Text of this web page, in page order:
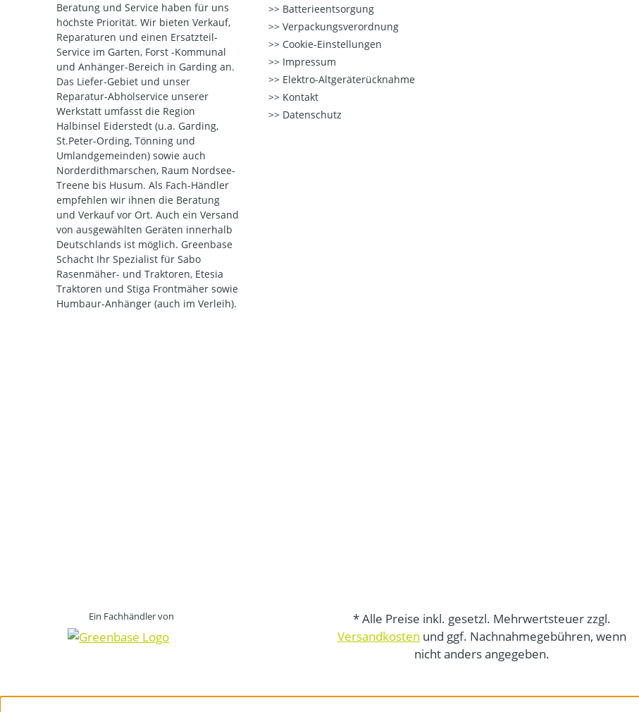
Beratung und Service haben für uns
höchste Priorität. Wir bieten Verkauf,
Reparaturen und einen Ersatzteil-
Service im Garten, Forst -Kommunal
und Anhänger-Bereich in Garding an.
Das Liefer-Gebiet und unser
Reparatur-Abholservice unserer
Werkstatt umfasst die Region
Halbinsel Eiderstedt (u.a. Garding,
St.Peter-Ording, Tönning und
Umlandgemeinden) sowie auch
Norderdithmarschen, Raum Nordsee-
Treene bis Husum. Als Fach-Händler
empfehlen wir ihnen die Beratung
und Verkauf vor Ort. Auch ein Versand
von ausgewählten Geräten innerhalb
Deutschlands ist möglich. Greenbase
Schacht Ihr Spezialist für Sabo
Rasenmäher- und Traktoren, Etesia
Traktoren und Stiga Frontmäher sowie
Humbaur-Anhänger (auch im Verleih).
Batterieentsorgung
Verpackungsverordnung
Cookie-Einstellungen
Impressum
Elektro-Altgeräterücknahme
Kontakt
Datenschutz
Ein Fachhändler von
* Alle Preise inkl. gesetzl. Mehrwertsteuer zzgl.
Versandkosten und ggf. Nachnahmegebühren, wenn
nicht anders angegeben.